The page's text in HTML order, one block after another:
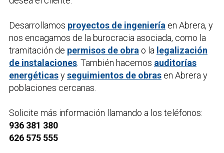
Desarrollamos proyectos de ingeniería en Abrera, y
nos encagamos de la burocracia asociada, como la
tramitación de permisos de obra o la legalización
de instalaciones. También hacemos auditorías
energéticasyseguimientos de obrasen Abrera y
poblaciones cercanas.
Solicite más información llamando a los teléfonos:
936 381 380
626 575 555